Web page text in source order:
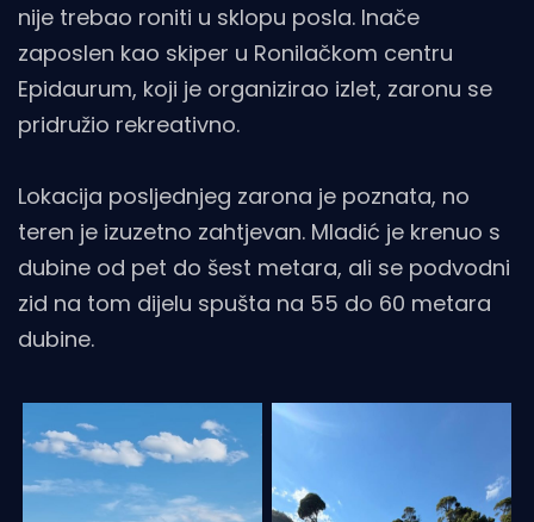
nije trebao roniti u sklopu posla. Inače
zaposlen kao skiper u Ronilačkom centru
Epidaurum, koji je organizirao izlet, zaronu se
pridružio rekreativno.
Lokacija posljednjeg zarona je poznata, no
teren je izuzetno zahtjevan. Mladić je krenuo s
dubine od pet do šest metara, ali se podvodni
zid na tom dijelu spušta na 55 do 60 metara
dubine.